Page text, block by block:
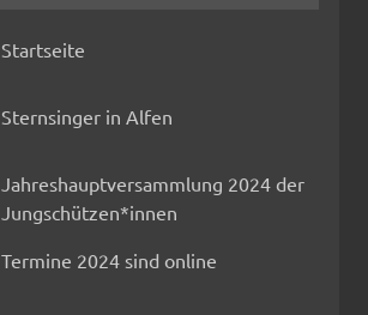
Startseite
Sternsinger in Alfen
Jahreshauptversammlung 2024 der
Jungschützen*innen
Termine 2024 sind online